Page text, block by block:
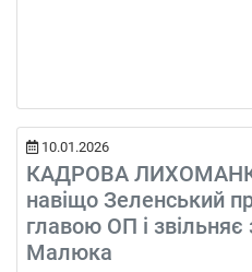
10.01.2026
КАДРОВА
навіщо Зеленський
главою ОП і звільняє
Малюка